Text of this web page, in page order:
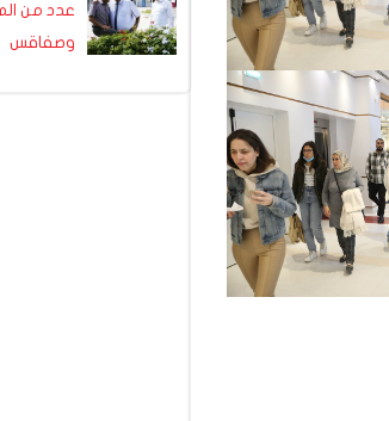
عدد من
وصفاقس